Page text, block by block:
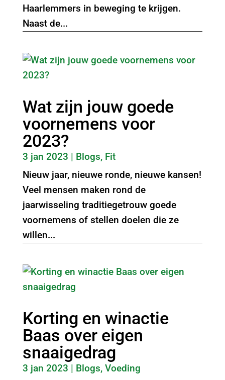
Haarlemmers in beweging te krijgen.
Naast de...
Wat zijn jouw goede
voornemens voor
2023?
3 jan 2023 | Blogs, Fit
Nieuw jaar, nieuwe ronde, nieuwe kansen!
Veel mensen maken rond de
jaarwisseling traditiegetrouw goede
voornemens of stellen doelen die ze
willen...
Korting en winactie
Baas over eigen
snaaigedrag
3 jan 2023 | Blogs, Voeding